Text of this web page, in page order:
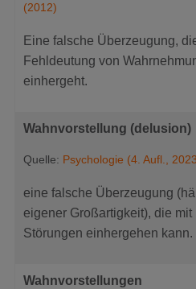
(2012)
Eine falsche Überzeugung,
Fehldeutung von
einhergeht.
Wahnvorstellung (delusion)
Quelle: Psychologie (4. Aufl.,
eine falsche Überzeugung
eigener Großartigkeit), die
Störungen einhergehen kann.
Wahnvorstellungen